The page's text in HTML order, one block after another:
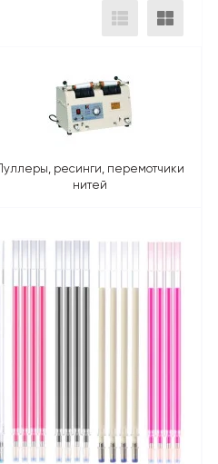
Пуллеры, ресинги, перемотчики
нитей